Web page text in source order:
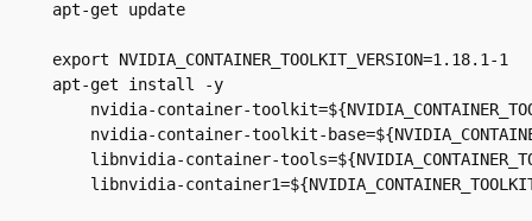
apt-get update
export NVIDIA_CONTAINER_TOOLKIT_VERSION=1.18.1-1
apt-get install -y
nvidia-container-
nvidia-container-toolkit-
libnvidia-container-
libnvidia-